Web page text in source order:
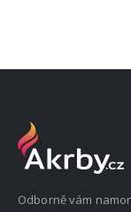
Odborně vám